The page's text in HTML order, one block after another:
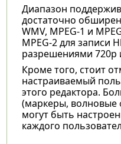
Диапазон
достаточно
WMV, MPEG-1 и
MPEG-2 для записи
разрешениями 720p
Кроме того, стоит
настраиваемый
этого редактора.
(маркеры, волновые
могут быть
каждого